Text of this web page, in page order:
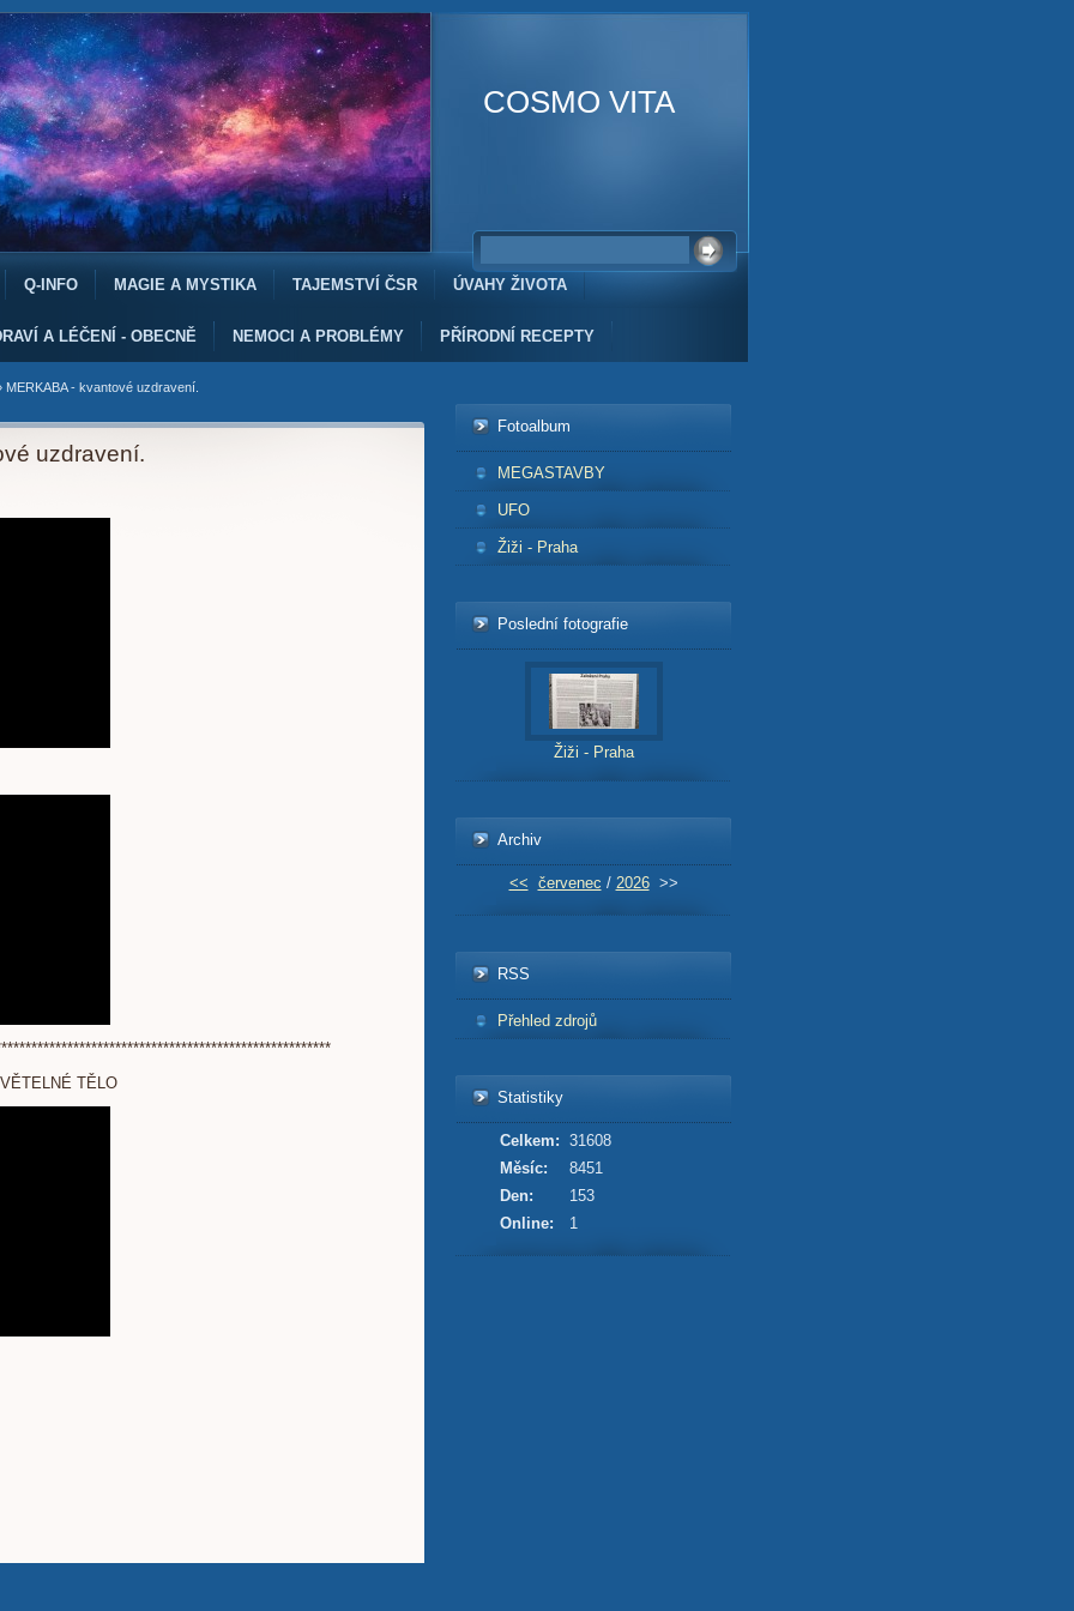
COSMO VITA
Q-INFO MAGIE A MYSTIKA TAJEMSTVÍ ČSR ÚVAHY ŽIVOTA
A LÉČENÍ - OBECNĚ NEMOCI A PROBLÉMY PŘÍRODNÍ RECEPTY
MERKABA - kvantové uzdravení.
uzdravení.
TĚLO
Fotoalbum
MEGASTAVBY
UFO
Žiži - Praha
Poslední fotografie
Žiži - Praha
Archiv
<< červenec / 2026 >>
RSS
Přehled zdrojů
Statistiky
Online: 1
Celkem: 31608
Měsíc:
8451
Den:
153